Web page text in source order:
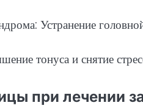
Устранение
тонуса и снятие
при лечении